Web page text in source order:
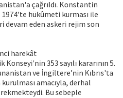
çağrıldı. Konstantin
hükûmeti kurması ile
devam eden askeri rejim son
harekât
353 sayılı kararının 5.
ve İngiltere'nin Kıbrıs'ta
amacıyla, derhal
Bu sebeple